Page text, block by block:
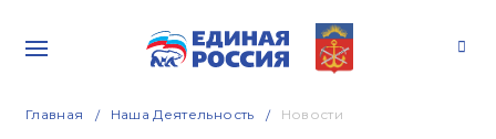
Главная Наша Деятельность Новости